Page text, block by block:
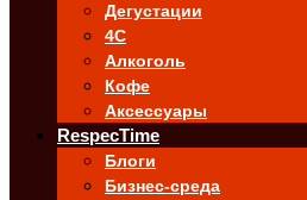
Дегустации
4C
Алкоголь
Кофе
Аксессуары
RespecTime
Блоги
Бизнес-среда